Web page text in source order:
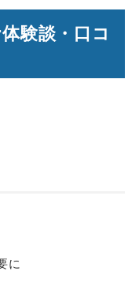
験談・口コ
に